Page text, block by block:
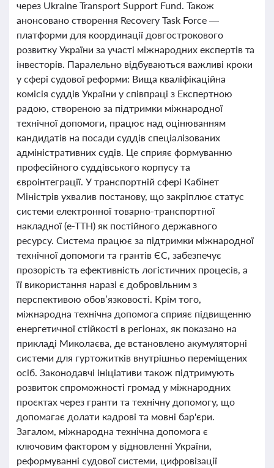
через Ukraine Transport Support Fund. Також
анонсовано створення Recovery Task Force —
платформи для координації довгострокового
розвитку України за участі міжнародних експертів та
інвесторів. Паралельно відбуваються важливі кроки
у сфері судової реформи: Вища кваліфікаційна
комісія суддів України у співпраці з Експертною
радою, створеною за підтримки міжнародної
технічної допомоги, працює над оцінюванням
кандидатів на посади суддів спеціалізованих
адміністративних судів. Це сприяє формуванню
професійного суддівського корпусу та
євроінтеграції. У транспортній сфері Кабінет
Міністрів ухвалив постанову, що закріплює статус
системи електронної товарно-транспортної
накладної (е-ТТН) як постійного державного
ресурсу. Система працює за підтримки міжнародної
технічної допомоги та грантів ЄС, забезпечує
прозорість та ефективність логістичних процесів, а
її використання наразі є добровільним з
перспективою обов’язковості. Крім того,
міжнародна технічна допомога сприяє підвищенню
енергетичної стійкості в регіонах, як показано на
прикладі Миколаєва, де встановлено акумуляторні
системи для гуртожитків внутрішньо переміщених
осіб. Законодавчі ініціативи також підтримують
розвиток спроможності громад у міжнародних
проєктах через гранти та технічну допомогу, що
допомагає долати кадрові та мовні бар'єри.
Загалом, міжнародна технічна допомога є
ключовим фактором у відновленні України,
реформуванні судової системи, цифровізації